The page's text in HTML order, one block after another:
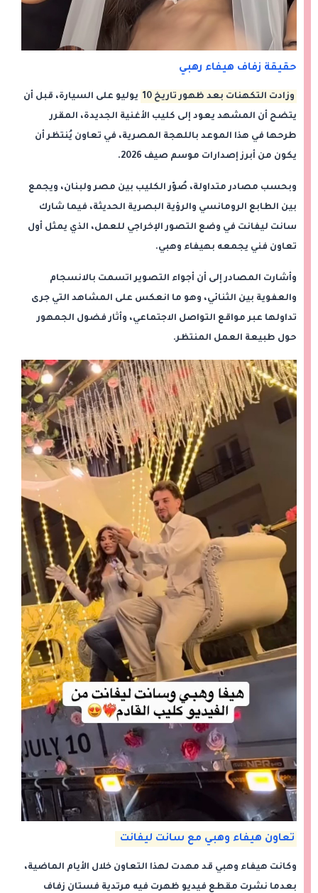
حقيقة زفاف هيفاء رهبي
وزادت التكهنات بعد ظهور تاريخ 10 يوليو على السيارة، قبل أن
يتضح أن المشهد يعود إلى كليب الأغنية الجديدة، المقرر
طرحها في هذا الموعد باللهجة المصرية، في تعاون يُنتظر أن
يكون من أبرز إصدارات موسم صيف 2026.
وبحسب مصادر متداولة، صُوّر الكليب بين مصر ولبنان، ويجمع
بين الطابع الرومانسي والرؤية البصرية الحديثة، فيما شارك
سانت ليفانت في وضع التصور الإخراجي للعمل، الذي يمثل أول
تعاون فني يجمعه بهيفاء وهبي.
وأشارت المصادر إلى أن أجواء التصوير اتسمت بالانسجام
والعفوية بين الثنائي، وهو ما انعكس على المشاهد التي جرى
تداولها عبر مواقع التواصل الاجتماعي، وأثار فضول الجمهور
حول طبيعة العمل المنتظر.
تعاون هيفاء وهبي مع سانت ليفانت
وكانت هيفاء وهبي قد مهدت لهذا التعاون خلال الأيام الماضية،
بعدما نشرت مقطع فيديو ظهرت فيه مرتدية فستان زفاف